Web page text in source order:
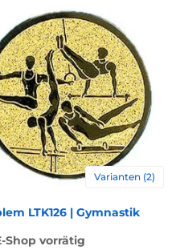
Varianten (2)
LTK126 | Gymnastik
Shop vorrätig